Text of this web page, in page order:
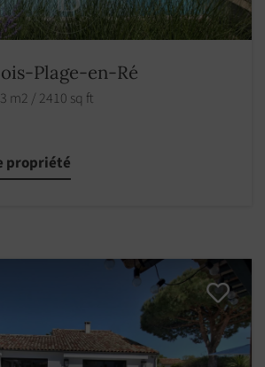
Plage-en-Ré
m2 / 2410 sq ft
propriété